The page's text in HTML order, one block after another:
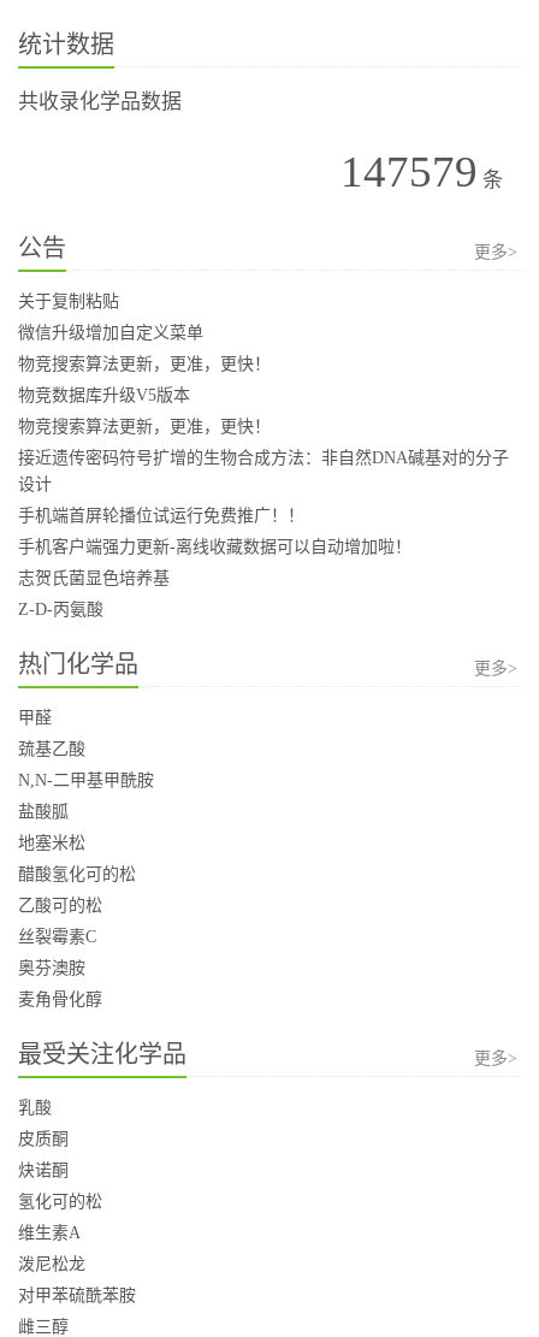
统计数据
共收录化学品数据
147579 条
公告 更多>
关于复制粘贴
微信升级增加自定义菜单
物竞搜索算法更新，更准，更快！
物竞数据库升级V5版本
物竞搜索算法更新，更准，更快！
接近遗传密码符号扩增的生物合成方法：非自然DNA碱基对的分子
设计
手机端首屏轮播位试运行免费推广！！
手机客户端强力更新-离线收藏数据可以自动增加啦！
志贺氏菌显色培养基
Z-D-丙氨酸
热门化学品 更多>
甲醛
巯基乙酸
N,N-二甲基甲酰胺
盐酸胍
地塞米松
醋酸氢化可的松
乙酸可的松
丝裂霉素C
奥芬澳胺
麦角骨化醇
最受关注化学品 更多>
乳酸
皮质酮
炔诺酮
氢化可的松
维生素A
泼尼松龙
对甲苯硫酰苯胺
雌三醇